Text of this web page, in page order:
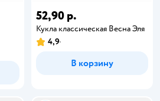
52,90 р.
Кукла классическая Весна Эля
4,9
В корзину